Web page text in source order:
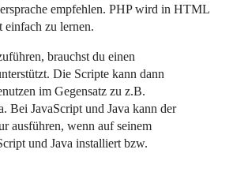
empfehlen. PHP wird in HTML
einfach zu lernen.
brauchst du einen
Die Scripte kann dann
im Gegensatz zu z.B.
Bei JavaScript und Java kann der
ausführen, wenn auf seinem
und Java installiert bzw.